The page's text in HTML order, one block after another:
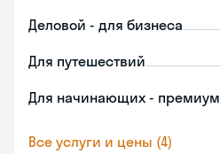
Деловой - для бизнеса
Для путешествий
Для начинающих - премиум
Все услуги и цены (4)